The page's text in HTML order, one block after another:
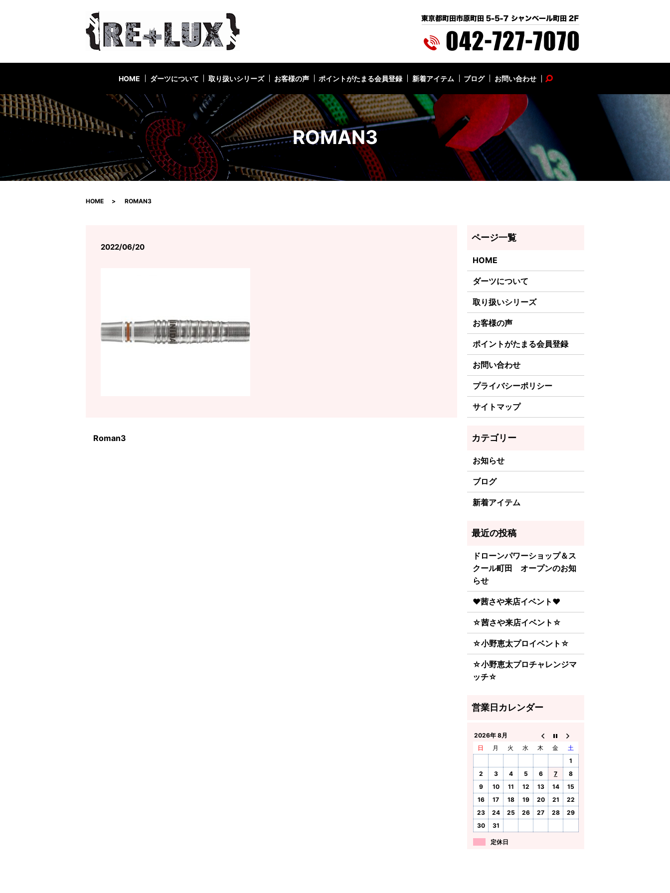
HOME ダーツについて 取り扱いシリーズ お客様の声 ポイントがたまる会員登録 新着アイテム ブログ お問い合わせ search
ROMAN3
HOME ROMAN3
2022/06/20
Roman3
HOME
ダーツについて
取り扱いシリーズ
お客様の声
ポイントがたまる会員登録
お問い合わせ
プライバシーポリシー
サイトマップ
お知らせ
ブログ
新着アイテム
ドローンパワーショップ＆ス
クール町田 オープンのお知
らせ
♥茜さや来店イベント♥
☆茜さや来店イベント☆
☆小野恵太プロイベント☆
☆小野恵太プロチャレンジマ
ッチ☆
2026年 8月
日
月 火 水 木 金
土
1
2
3 4 5 6 7
8
9
10 11 12 13 14
15
16
17 18 19 20 21
22
23
24 25 26 27 28
29
30
31
定休日